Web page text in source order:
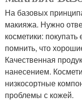
На базовых
макияжа. Нужно
косметики:
помнить, что
Качественная
нанесением.
низкосортные
проблемы с кожей.